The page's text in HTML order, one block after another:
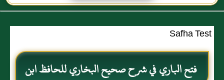
Safha Test
فتح الباري في شرح صحيح البخاري للحافظ ابن